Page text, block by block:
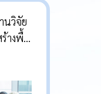
นวิจัย
ร้างพื้น
งขัน